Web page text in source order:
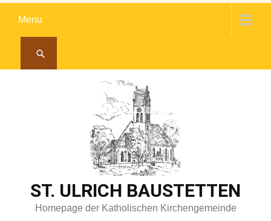
Menu
ST. ULRICH BAUSTETTEN
Homepage der Katholischen Kirchengemeinde